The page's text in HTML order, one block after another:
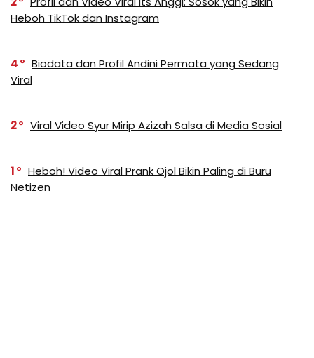
Heboh TikTok dan Instagram
4
Biodata dan Profil Andini Permata yang Sedang
Viral
2 Viral Video Syur Mirip Azizah Salsa di Media Sosial
1
Heboh! Video Viral Prank Ojol Bikin Paling di Buru
Netizen